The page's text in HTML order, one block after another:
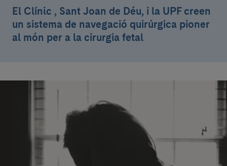
El Clínic , Sant Joan de Déu, i la UPF creen
un sistema de navegació quirúrgica pioner
al món per a la cirurgia fetal